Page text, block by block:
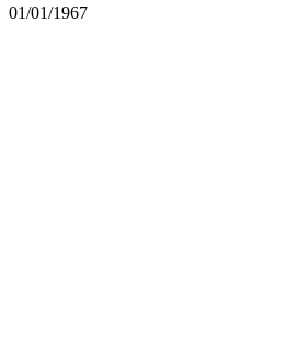
01/01/1967